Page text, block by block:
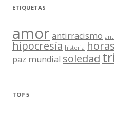
ETIQUETAS
amor antirracismo
hipocresía historia
paz mundial soledad
TOP 5